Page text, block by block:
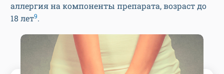
аллергия на компоненты препарата, возраст до
18 лет9.